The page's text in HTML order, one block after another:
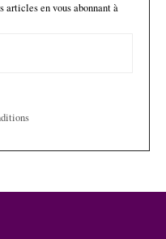
articles en vous abonnant à